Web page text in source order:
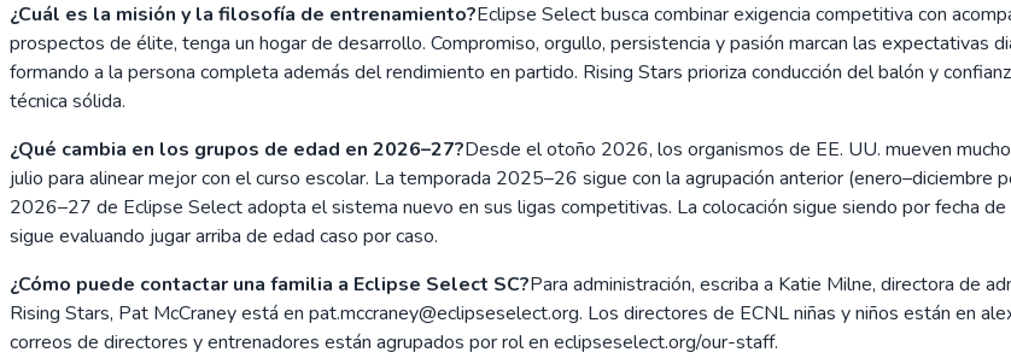
¿Cuál es la misión y la filosofía de entrenamiento?Eclipse Select busca combinar exigencia competitiva con
prospectos de élite, tenga un hogar de desarrollo. Compromiso, orgullo, persistencia y pasión marcan las expectativas
formando a la persona completa además del rendimiento en partido. Rising Stars prioriza conducción del balón y
técnica sólida.
¿Qué cambia en los grupos de edad en 2026–27?Desde el otoño 2026, los organismos de EE. UU. mueven
julio para alinear mejor con el curso escolar. La temporada 2025–26 sigue con la agrupación anterior (enero–diciembre
2026–27 de Eclipse Select adopta el sistema nuevo en sus ligas competitivas. La colocación sigue siendo por fecha
sigue evaluando jugar arriba de edad caso por caso.
¿Cómo puede contactar una familia a Eclipse Select SC?Para administración, escriba a Katie Milne, directora de
Rising Stars, Pat McCraney está en pat.mccraney@eclipseselect.org. Los directores de ECNL niñas y niños están en
correos de directores y entrenadores están agrupados por rol en eclipseselect.org/our-staff.